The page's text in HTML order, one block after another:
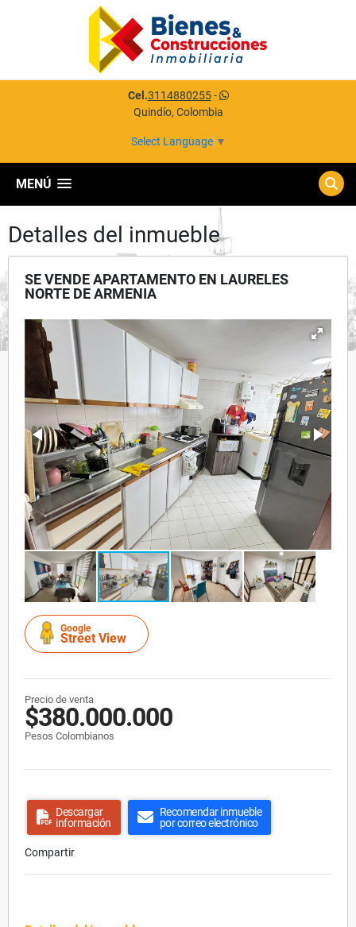
Cel.3114880255-
Quindío, Colombia
Select Language ▼
MENÚ
Detalles del inmueble
SE VENDE APARTAMENTO EN LAURELES
NORTE DE ARMENIA
Google
Street View
Precio de venta
$380.000.000
Pesos Colombianos
Descargar
información
Recomendar inmueble
por correo electrónico
Compartir